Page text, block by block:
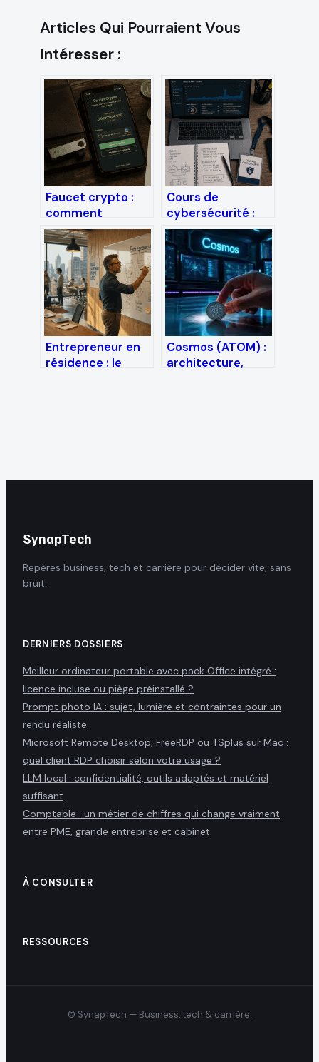
Articles Qui Pourraient Vous
Intéresser :
Faucet crypto :
comment
constituer votre
premier capital
numérique sans
investir un euro
Cours de
cybersécurité :
60 000 postes à
pourvoir, 4
modules
techniques et une
stratégie de
carrière
Entrepreneur en
résidence : le
Cosmos (ATOM) :
architecture,
SynapTech
Repères business, tech et carrière pour décider vite, sans
bruit.
DERNIERS DOSSIERS
Meilleur ordinateur portable avec pack Office intégré :
licence incluse ou piège préinstallé ?
Prompt photo IA : sujet, lumière et contraintes pour un
rendu réaliste
Microsoft Remote Desktop, FreeRDP ou TSplus sur Mac :
quel client RDP choisir selon votre usage ?
LLM local : confidentialité, outils adaptés et matériel
suffisant
Comptable : un métier de chiffres qui change vraiment
entre PME, grande entreprise et cabinet
À CONSULTER
RESSOURCES
© SynapTech — Business, tech & carrière.